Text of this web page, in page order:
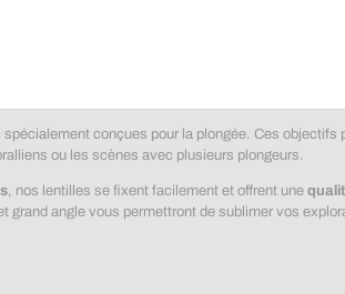
spécialement conçues pour la plongée. Ces objectifs
ou les scènes avec plusieurs plongeurs.
, nos lentilles se fixent facilement et offrent une
angle vous permettront de sublimer vos